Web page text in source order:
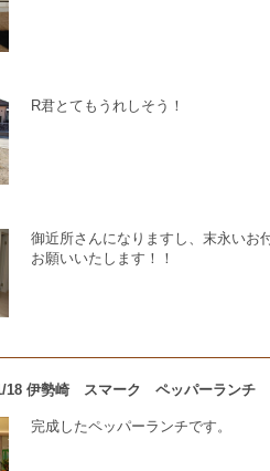
R君とてもうれしそう！
御近所さんになりますし、末永いお
お願いいたします！！
18 伊勢崎 スマーク ペッパーランチ
完成したペッパーランチです。